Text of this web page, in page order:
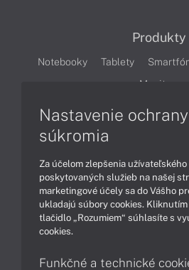
Produkty
Notebooky Tablety
Monitory
Technológie
Obsah
Možnosti
Nastavenie ochrany
súkromia
Za účelom zlepšenia užívateľského
poskytovaných služieb na našej
marketingové účely sa do Vášho
ukladajú súbory cookies. Kliknutím
tlačidlo „Rozumiem“ súhlasíte s
cookies.
Funkčné a technické